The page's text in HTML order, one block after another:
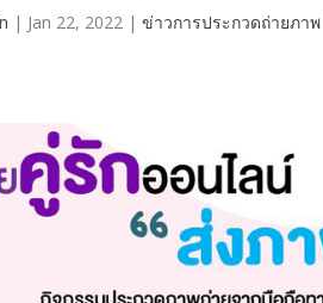
| Jan 22, 2022 |ข่าวการประกวดถ่ายภาพ